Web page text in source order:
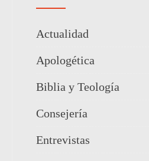
Actualidad
Apologética
Biblia y Teología
Consejería
Entrevistas